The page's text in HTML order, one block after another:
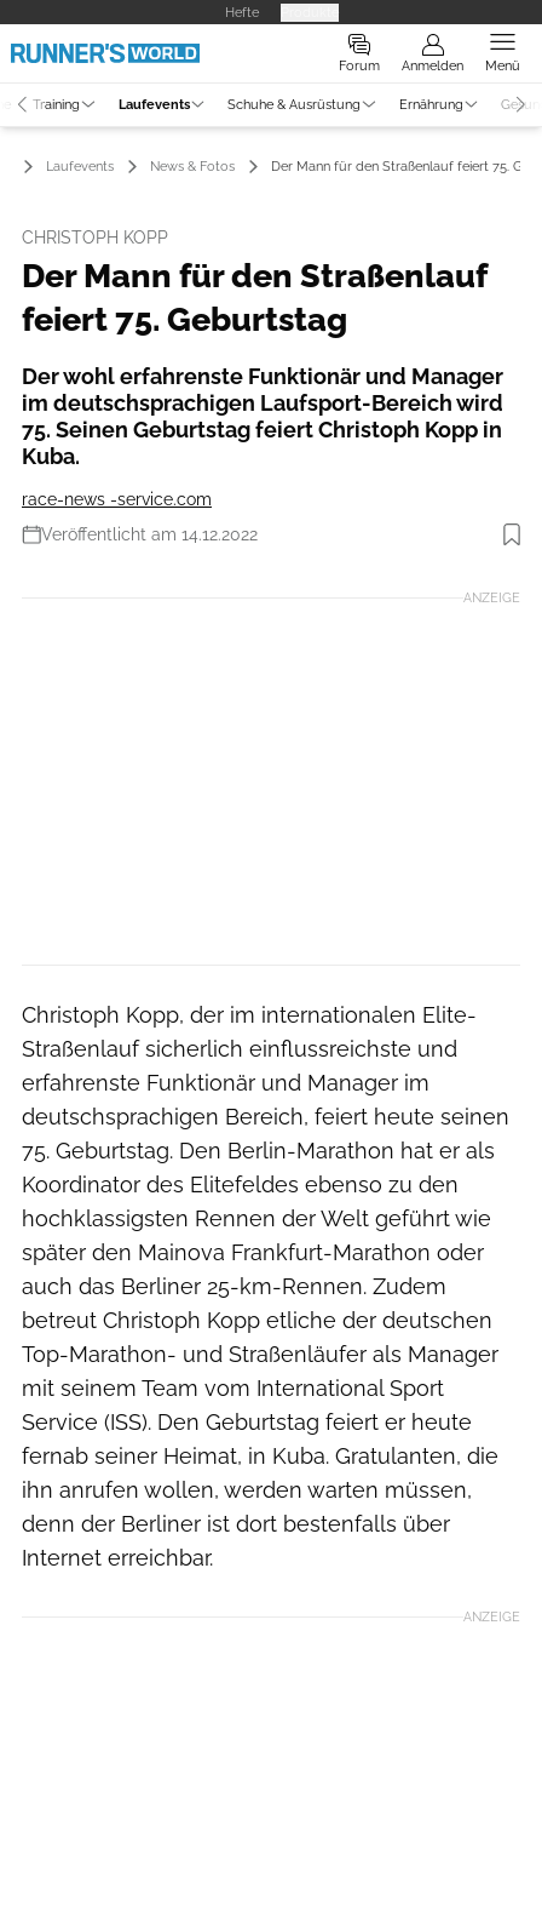
Hefte
Forum Anmelden Menü
Training Laufevents Schuhe & Ausrüstung Ernährung
Laufevents News & Fotos Der Mann für den Straßenlauf feiert 75.
CHRISTOPH KOPP
Der Mann für den Straßenlauf
feiert 75. Geburtstag
Der wohl erfahrenste Funktionär und Manager
im deutschsprachigen Laufsport-Bereich wird
75. Seinen Geburtstag feiert Christoph Kopp in
Kuba.
race-news -service.com
Veröffentlicht am 14.12.2022
Foto: www.photorun.net
ANZEIGE
Christoph Kopp, der im internationalen Elite-
Straßenlauf sicherlich einflussreichste und
erfahrenste Funktionär und Manager im
deutschsprachigen Bereich, feiert heute seinen
75. Geburtstag. Den Berlin-Marathon hat er als
Koordinator des Elitefeldes ebenso zu den
hochklassigsten Rennen der Welt geführt wie
später den Mainova Frankfurt-Marathon oder
auch das Berliner 25-km-Rennen. Zudem
betreut Christoph Kopp etliche der deutschen
Top-Marathon- und Straßenläufer als Manager
mit seinem Team vom International Sport
Service (ISS). Den Geburtstag feiert er heute
fernab seiner Heimat, in Kuba. Gratulanten, die
ihn anrufen wollen, werden warten müssen,
denn der Berliner ist dort bestenfalls über
Internet erreichbar.
ANZEIGE